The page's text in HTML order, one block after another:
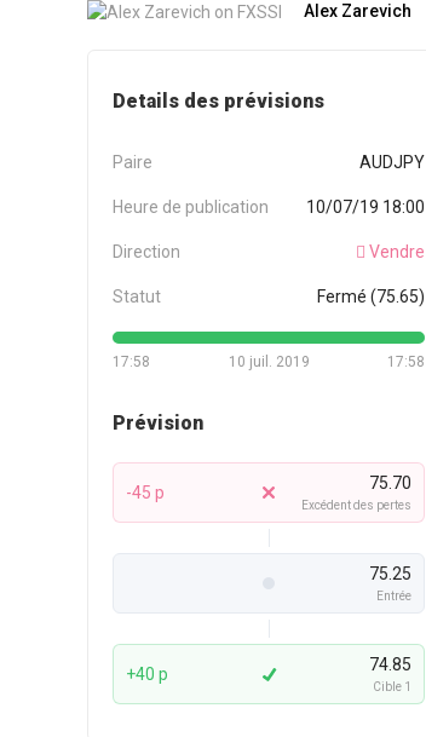
Alex Zarevich
Details des prévisions
Paire AUDJPY
Heure de publication 10/07/19 18:00
Direction Vendre
Statut Fermé (75.65)
17:58 17:58
10 juil. 2019
Prévision
-45 p 75.70
Excédent des pertes
75.25
Entrée
+40 p 74.85
Cible 1